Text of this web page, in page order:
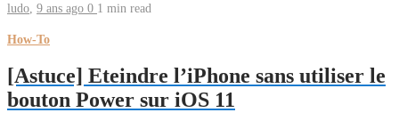
ludo 9 ans ago 0 1 min read
How-To
[Astuce] Eteindre l’iPhone sans utiliser le
bouton Power sur iOS 11